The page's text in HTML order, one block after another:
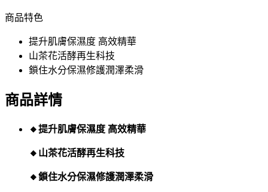
商品特色
提升肌膚保濕度 高效精華
山茶花活酵再生科技
鎖住水分保濕修護潤澤柔滑
商品詳情
🔸提升肌膚保濕度 高效精華
🔸山茶花活酵再生科技
🔸鎖住水分保濕修護潤澤柔滑